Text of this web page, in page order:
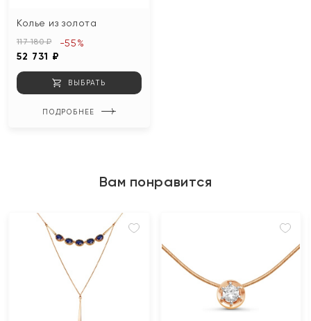
Колье из золота
117 180 ₽
52 731 ₽
-55%
ВЫБРАТЬ
ПОДРОБНЕЕ
Вам понравится